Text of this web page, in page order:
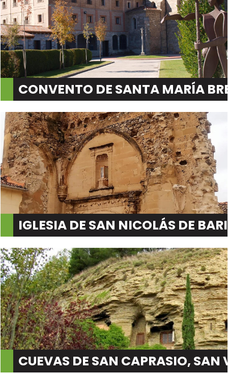
CONVENTO DE SANTA MARÍA
IGLESIA DE SAN NICOLÁS DE BARI
CUEVAS DE SAN CAPRASIO,